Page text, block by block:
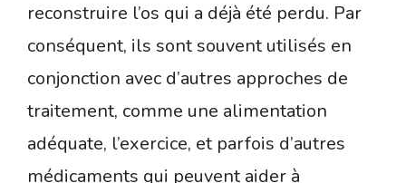
reconstruire l’os qui a déjà été perdu. Par
conséquent, ils sont souvent utilisés en
conjonction avec d’autres approches de
traitement, comme une alimentation
adéquate, l’exercice, et parfois d’autres
médicaments qui peuvent aider à